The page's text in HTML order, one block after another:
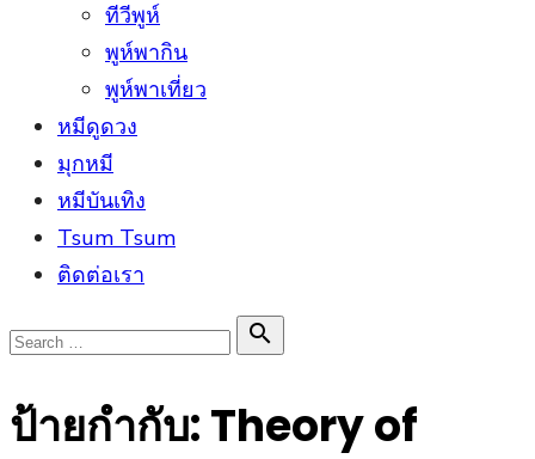
ทีวีพูห์
พูห์พากิน
พูห์พาเที่ยว
หมีดูดวง
มุกหมี
หมีบันเทิง
Tsum Tsum
ติดต่อเรา
Search

Search
ป้ายกำกับ:Theory of